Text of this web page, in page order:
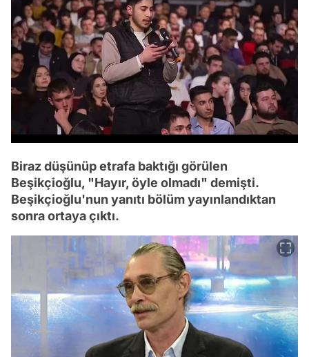
Biraz düşünüp etrafa baktığı görülen
Beşikçioğlu, "Hayır, öyle olmadı" demişti.
Beşikçioğlu'nun yanıtı bölüm yayınlandıktan
sonra ortaya çıktı.